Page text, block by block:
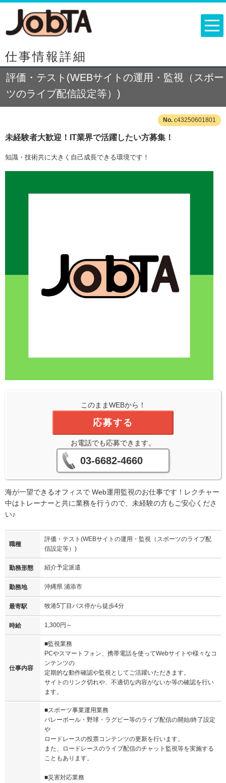
仕事情報詳細
評価・テスト(WEBサイトの運用・監視（スポー
ツのライブ配信設定等）)
c43250601801
未経験者大歓迎！IT業界で活躍したい方募集！
知識・技術共に大きく自己成長できる環境です！
このままWEBから！
応募する
お電話でも応募できます。
03-6682-4660
海が一望できるオフィスで Web運用監視のお仕事です！レクチャー
中はトレーナーと共に業務を行うので、未経験の方もご安心くださ
い♪
職種
評価・テスト(WEBサイトの運用・監視（スポーツのライブ配
信設定等）)
勤務形態 紹介予定派遣
勤務地 沖縄県 浦添市
最寄駅 牧港5丁目バス停から徒歩4分
時給 1,300円～
仕事内容
■監視業務
PCやスマートフォン、携帯電話を使ってWebサイトや様々なコ
ンテンツの
定期的な動作確認や監視としてご活躍いただきます。
サイトのリンク切れや、不適切な内容がないか等の確認を行い
ます。
■スポーツ事業運用業務
バレーボール・野球・ラグビー等のライブ配信の開始/終了設定
や
ロードレースの投票コンテンツの更新を行います。
また、ロードレースのライブ配信のチャット監視等を実施する
こともあります。
■災害対応業務